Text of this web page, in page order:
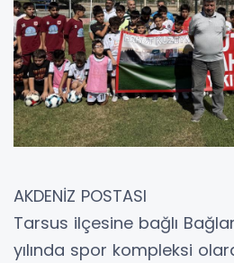
AKDENİZ POSTASI
Tarsus ilçesine bağlı
yılında spor kompleksi